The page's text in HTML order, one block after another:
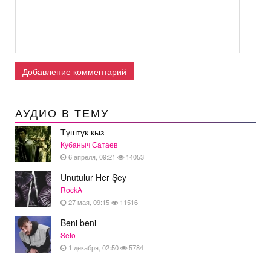
Добавление комментарий
АУДИО В ТЕМУ
Түштүк кыз
Кубаныч Сатаев
6 апреля, 09:21 14053
Unutulur Her Şey
RockA
27 мая, 09:15 11516
Beni beni
Sefo
1 декабря, 02:50 5784